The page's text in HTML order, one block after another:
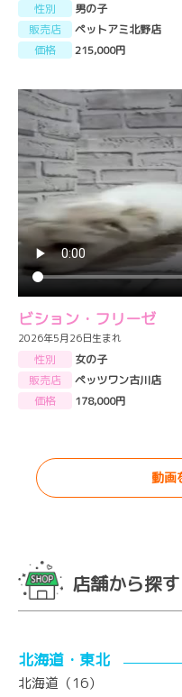
性別
男の子
販売店
ペットアミ北野店
価格
215,000円
ビション・フリーゼ
2026年5月26日生まれ
性別
女の子
販売店
ペッツワン古川店
価格
178,000円
動画
店舗から探す
北海道・東北
北海道（16）